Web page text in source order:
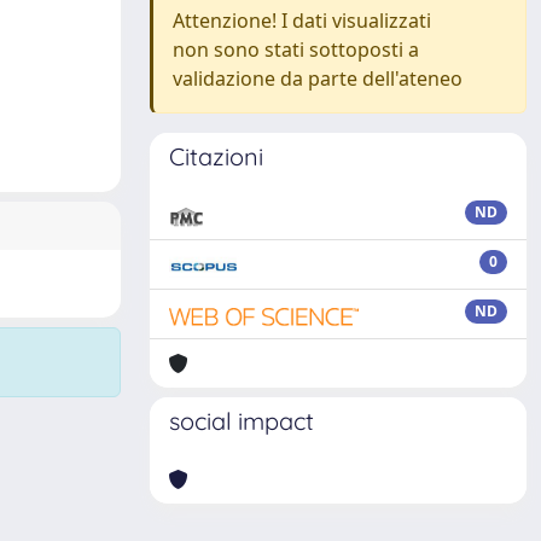
Attenzione! I dati visualizzati
non sono stati sottoposti a
validazione da parte dell'ateneo
Citazioni
ND
0
ND
social impact